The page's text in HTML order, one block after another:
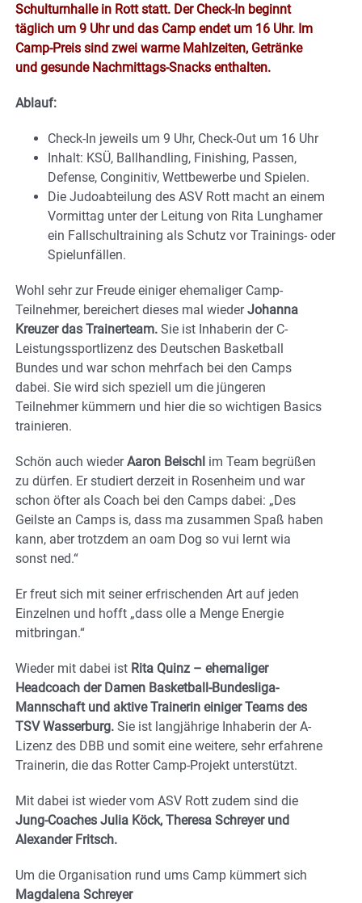
Schulturnhalle in Rott statt. Der Check-In beginnt
täglich um 9 Uhr und das Camp endet um 16 Uhr. Im
Camp-Preis sind zwei warme Mahlzeiten, Getränke
und gesunde Nachmittags-Snacks enthalten.
Ablauf:
Check-In jeweils um 9 Uhr, Check-Out um 16 Uhr
Inhalt: KSÜ, Ballhandling, Finishing, Passen,
Defense, Conginitiv, Wettbewerbe und Spielen.
Die Judoabteilung des ASV Rott macht an einem
Vormittag unter der Leitung von Rita Lunghamer
ein Fallschultraining als Schutz vor Trainings- oder
Spielunfällen.
Wohl sehr zur Freude einiger ehemaliger Camp-
Teilnehmer, bereichert dieses mal wiederJohanna
Kreuzer das Trainerteam. Sie ist Inhaberin der C-
Leistungssportlizenz des Deutschen Basketball
Bundes und war schon mehrfach bei den Camps
dabei. Sie wird sich speziell um die jüngeren
Teilnehmer kümmern und hier die so wichtigen Basics
trainieren.
Schön auch wiederAaron Beischl im Team begrüßen
zu dürfen. Er studiert derzeit in Rosenheim und war
schon öfter als Coach bei den Camps dabei: „Des
Geilste an Camps is, dass ma zusammen Spaß haben
kann, aber trotzdem an oam Dog so vui lernt wia
sonst ned.“
Er freut sich mit seiner erfrischenden Art auf jeden
Einzelnen und hofft „dass olle a Menge Energie
mitbringan.“
Wieder mit dabei ist Rita Quinz – ehemaliger
Headcoach der Damen Basketball-Bundesliga-
Mannschaft und aktive Trainerin einiger Teams des
TSV Wasserburg. Sie ist langjährige Inhaberin der A-
Lizenz des DBB und somit eine weitere, sehr erfahrene
Trainerin, die das Rotter Camp-Projekt unterstützt.
Mit dabei ist wieder vom ASV Rott zudem sind die
Jung-Coaches Julia Köck, Theresa Schreyer und
Alexander Fritsch.
Um die Organisation rund ums Camp kümmert sich
Magdalena Schreyer